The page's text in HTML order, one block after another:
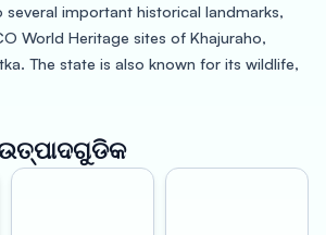
several important historical landmarks,
World Heritage sites of Khajuraho,
The state is also known for its wildlife,
Tiger Reserve.